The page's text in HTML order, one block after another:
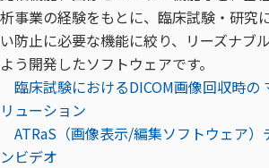
析事業の経験をもとに、臨床試験・研究
い防止に必要な機能に絞り、リーズナブ
よう開発したソフトウェアです。
臨床試験におけるDICOM画像回収時の
リューション
ATRaS（画像表示/編集ソフトウェア）
ンビデオ